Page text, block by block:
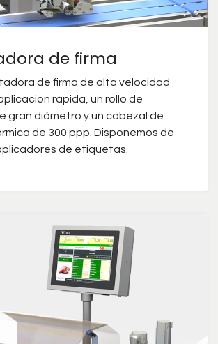
de firma
de firma de alta velocidad
rápida, un rollo de
gran diámetro y un cabezal de
de 300 ppp. Disponemos de
de etiquetas.